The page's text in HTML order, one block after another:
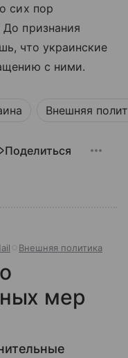
сих пор
признания
что украинские
с ними.
Внешняя
Поделиться
Внешняя политика
мер